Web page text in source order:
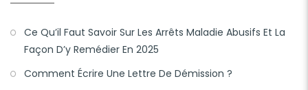
Ce Qu’il Faut Savoir Sur Les Arrêts Maladie Abusifs Et La
Façon D’y Remédier En 2025
Comment Écrire Une Lettre De Démission ?